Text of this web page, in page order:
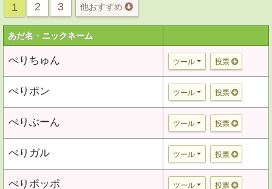
1 2 3 他おすすめ
あだ名・ニックネーム
ぺりちゅん ツール 投票
ぺりポン ツール 投票
ぺりぶーん ツール 投票
ぺりガル ツール 投票
ぺりポッポ ツール 投票